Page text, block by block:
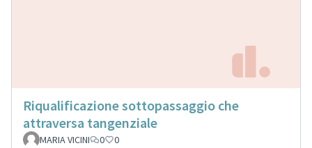
Riqualificazione sottopassaggio che
attraversa tangenziale
MARIA VICINI 0 0